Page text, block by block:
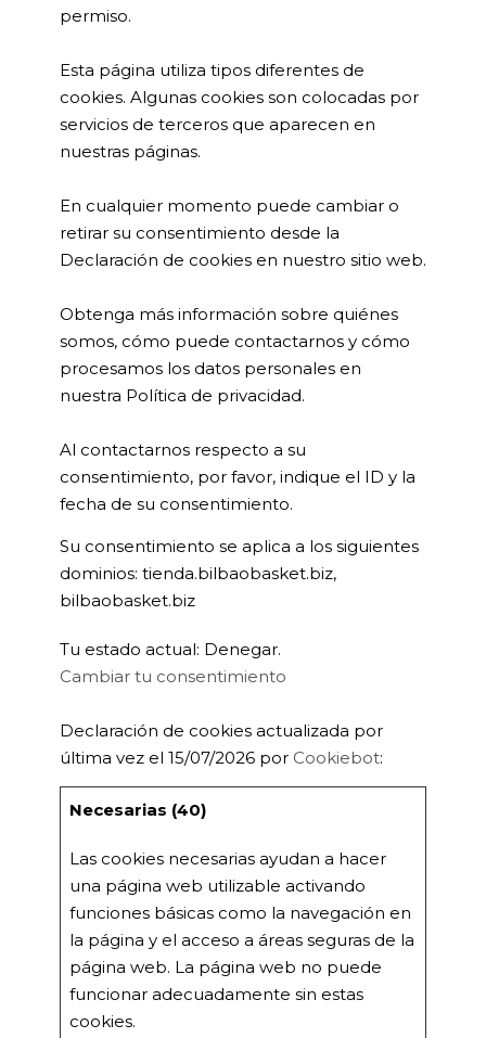
permiso.
Esta página utiliza tipos diferentes de
cookies. Algunas cookies son colocadas por
servicios de terceros que aparecen en
nuestras páginas.
En cualquier momento puede cambiar o
retirar su consentimiento desde la
Declaración de cookies en nuestro sitio web.
Obtenga más información sobre quiénes
somos, cómo puede contactarnos y cómo
procesamos los datos personales en
nuestra Política de privacidad.
Al contactarnos respecto a su
consentimiento, por favor, indique el ID y la
fecha de su consentimiento.
Su consentimiento se aplica a los siguientes
dominios: tienda.bilbaobasket.biz,
bilbaobasket.biz
Tu estado actual: Denegar.
Cambiar tu consentimiento
Declaración de cookies actualizada por
última vez el 15/07/2026 por Cookiebot:
Necesarias (40)
Las cookies necesarias ayudan a hacer
una página web utilizable activando
funciones básicas como la navegación en
la página y el acceso a áreas seguras de la
página web. La página web no puede
funcionar adecuadamente sin estas
cookies.